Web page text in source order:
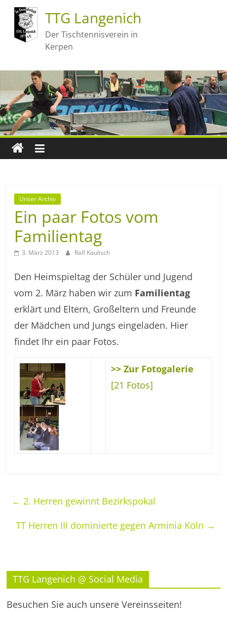
TTG Langenich
Der Tischtennisverein in
Kerpen
Unser Archiv
Ein paar Fotos vom
Familientag
3. März 2013 Ralf Kaulisch
Den Heimspieltag der Schüler und Jugend
vom 2. März haben wir zum Familientag
erklärt und Eltern, Großeltern und Freunde
der Mädchen und Jungs eingeladen. Hier
findet Ihr ein paar Fotos.
>> Zur Fotogalerie
[21 Fotos]
← 2. Herren gewinnt Bezirkspokal
TT Herren III dominierte gegen Arminia Köln →
TTG Langenich @ Social Media
Besuchen Sie auch unsere Vereinsseiten!